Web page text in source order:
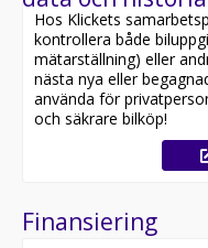
Hos Klickets
kontrollera både
mätarställning) eller
nästa nya eller
använda för
och säkrare bilköp!
Finansiering